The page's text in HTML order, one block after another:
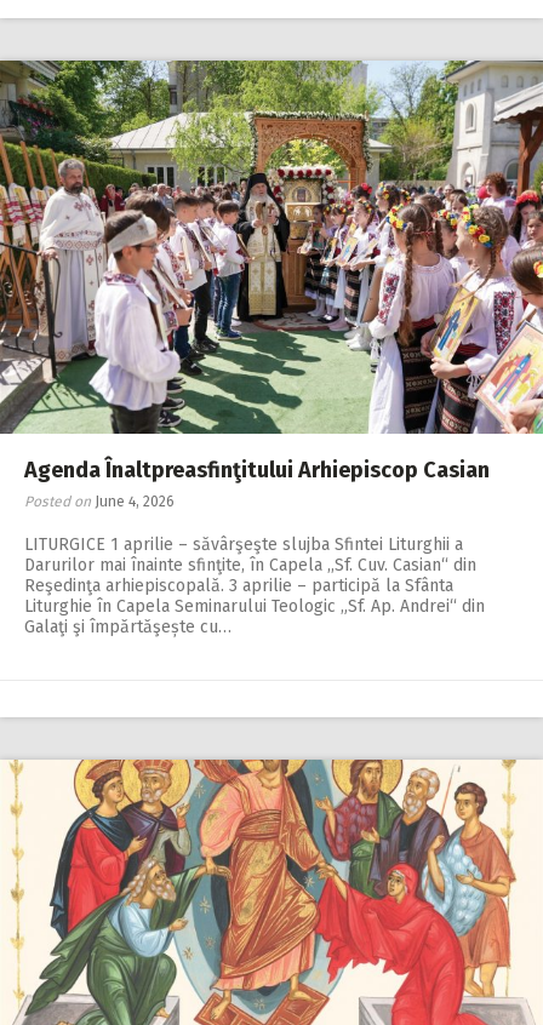
Agenda Înaltpreasfinţitului Arhiepiscop Casian
Posted on June 4, 2026
LITURGICE 1 aprilie – săvârşeşte slujba Sfintei Liturghii a
Darurilor mai înainte sfinţite, în Capela ,,Sf. Cuv. Casian“ din
Reşedinţa arhiepiscopală. 3 aprilie – participă la Sfânta
Liturghie în Capela Seminarului Teologic „Sf. Ap. Andrei“ din
Galaţi şi împărtăşește cu…